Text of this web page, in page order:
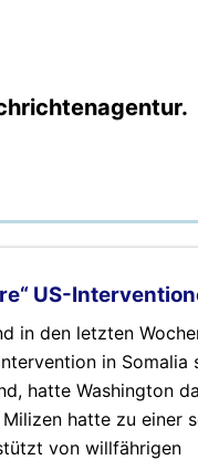
US-
in den letzten
in Somalia
hatte Washington
hatte zu einer
von willfährigen